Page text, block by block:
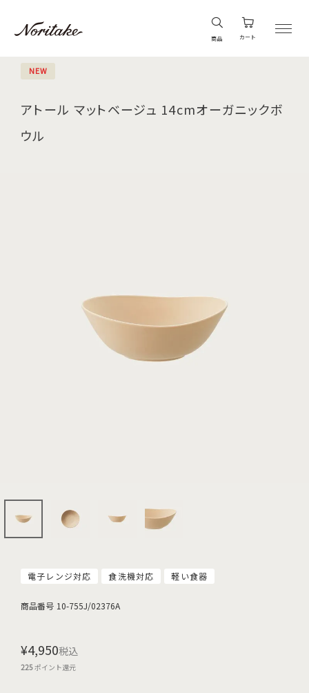
商品 カート
NEW
アトール マットベージュ 14cmオーガニックボ
ウル
電子レンジ対応 食洗機対応 軽い食器
商品番号 10-755J/02376A
¥4,950税込
225ポイント還元